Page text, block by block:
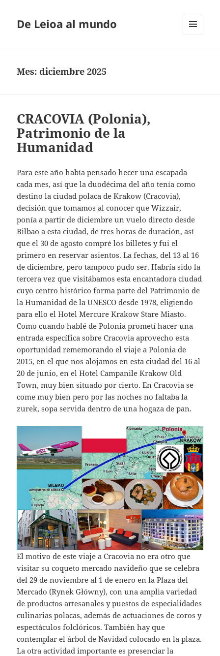
De Leioa al mundo
Mes:diciembre 2025
CRACOVIA (Polonia),
Patrimonio de la
Humanidad
Para este año había pensado hecer una escapada
cada mes, así que la duodécima del año tenía como
destino la ciudad polaca de Krakow (Cracovia),
decisión que tomamos al conocer que Wizzair,
ponía a partir de diciembre un vuelo directo desde
Bilbao a esta ciudad, de tres horas de duración, así
que el 30 de agosto compré los billetes y fui el
primero en reservar asientos. La fechas, del 13 al 16
de diciembre, pero tampoco pudo ser. Habría sido la
tercera vez que visitábamos esta encantadora ciudad
cuyo centro histórico forma parte del Patrimonio de
la Humanidad de la UNESCO desde 1978, eligiendo
para ello el Hotel Mercure Krakow Stare Miasto.
Como cuando hablé de Polonia prometí hacer una
entrada específica sobre Cracovia aprovecho esta
oportunidad rememorando el viaje a Polonia de
2015, en el que nos alojamos en esta ciudad del 16 al
20 de junio, en el Hotel Campanile Krakow Old
Town, muy bien situado por cierto. En Cracovia se
come muy bien pero por las noches no faltaba la
zurek, sopa servida dentro de una hogaza de pan.
El motivo de este viaje a Cracovia no era otro que
visitar su coqueto mercado navideño que se celebra
del 29 de noviembre al 1 de enero en la Plaza del
Mercado (Rynek Główny), con una amplia variedad
de productos artesanales y puestos de especialidades
culinarias polacas, además de actuaciones de coros y
espectáculos folclóricos. También hay que
contemplar el árbol de Navidad colocado en la plaza.
La otra actividad importante es presenciar la